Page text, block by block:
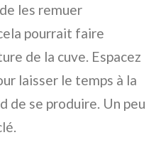
les remuer
pourrait faire
de la cuve. Espacez
laisser le temps à la
de se produire. Un peu